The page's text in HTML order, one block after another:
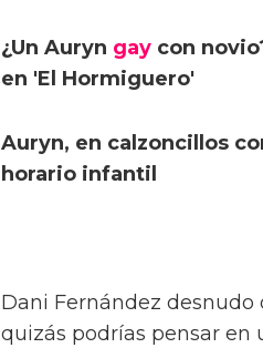
¿Un Auryn gay con
en 'El Hormiguero'
Auryn, en calzoncillos
horario infantil
Dani Fernández
quizás podrías pensar